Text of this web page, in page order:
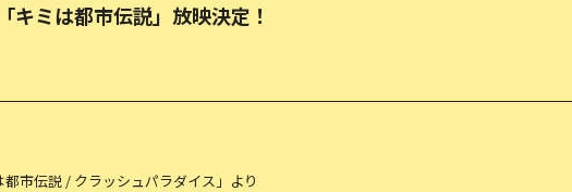
キミは都市伝説」放映決定！
市伝説 / クラッシュパラダイス」より